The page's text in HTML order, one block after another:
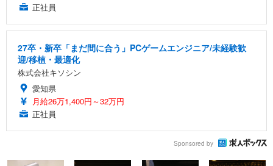
正社員
27卒・新卒「まだ間に合う」PCゲームエンジニア/未経験歓
迎/移植・最適化
株式会社キソシン
愛知県
月給26万1,400円～32万円
正社員
Sponsored by